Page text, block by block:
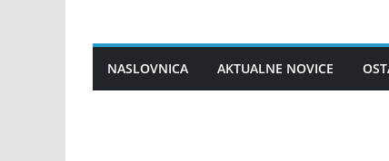
contentNASLOVNICA AKTUALNE NOVICE